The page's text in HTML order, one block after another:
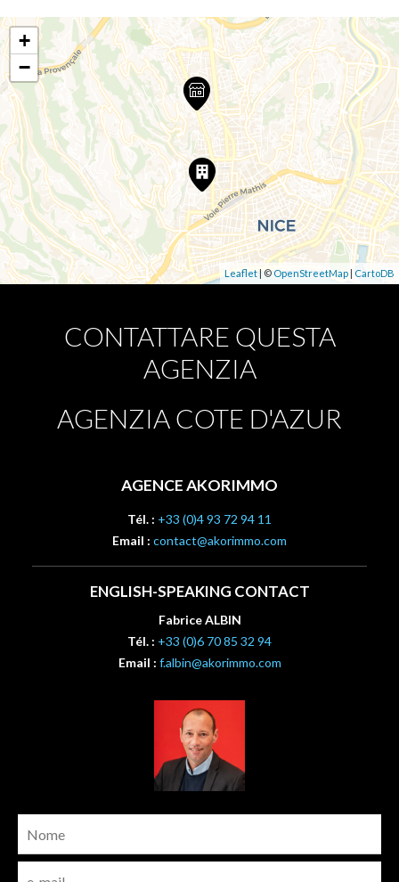
+
−
Leaflet| ©OpenStreetMap| CartoDB
CONTATTARE QUESTA
AGENZIA
AGENZIA COTE D'AZUR
AGENCE AKORIMMO
Tél. : +33 (0)4 93 72 94 11
Email : contact@akorimmo.com
ENGLISH-SPEAKING CONTACT
Fabrice ALBIN
Tél. : +33 (0)6 70 85 32 94
Email : f.albin@akorimmo.com